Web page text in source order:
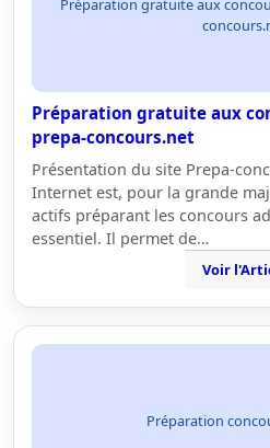
Préparation gratuite aux
Préparation gratuite aux
prepa-concours.net
Présentation du site Prepa-
Internet est, pour la grande
actifs préparant les concours
essentiel. Il permet de…
Voir
Préparation